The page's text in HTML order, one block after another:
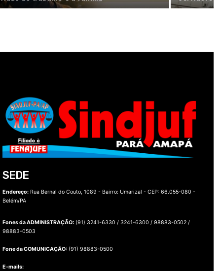
SEDE
Endereço: Rua Bernal do Couto, 1089 - Bairro: Umarizal - CEP: 66.055-080 -
Belém/PA
Fones da ADMINISTRAÇÃO: (91) 3241-6330 / 3241-6300 / 98883-0502 /
98883-0503
Fone da COMUNICAÇÃO: (91) 98883-0500
E-mails: